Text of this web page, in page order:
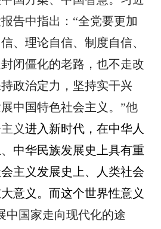
告中指出：“全党要更加
、理论自信、制度自信、
闭僵化的老路，也不走改
政治定力，坚持实干兴
中国特色社会主义 。 ”他
义进入新时代，在中华人
中华民族发展史上具有重
主义发展史上、人类社会
意义。而这个世界性意义
中国家走向现代化的途